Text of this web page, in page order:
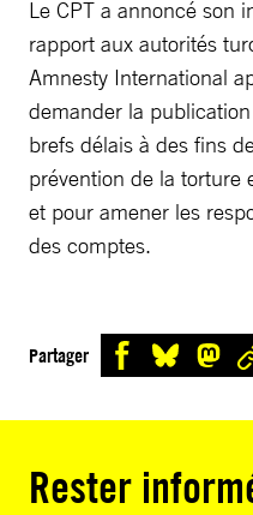
Le CPT a annoncé son
rapport aux autorités
Amnesty International
demander la
brefs délais à des fins
prévention de la torture
et pour amener les
des comptes.
Partager
Rester